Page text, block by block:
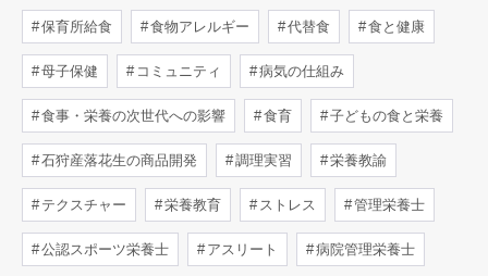
保育所給食 食物アレルギー 代替食 食と健康
母子保健 コミュニティ 病気の仕組み
食事・栄養の次世代への影響 食育 子どもの食と栄養
石狩産落花生の商品開発 調理実習 栄養教諭
テクスチャー 栄養教育 ストレス 管理栄養士
公認スポーツ栄養士 アスリート 病院管理栄養士